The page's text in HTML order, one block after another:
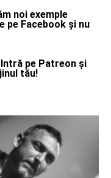
noi exemple
pe Facebook și nu
pe Patreon și
tău!